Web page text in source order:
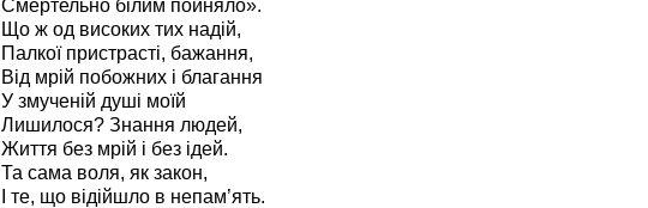
Смертельно білим пойняло».
Що ж од високих тих надій,
Палкої пристрасті, бажання,
Від мрій побожних і благання
У змученій душі моїй
Лишилося? Знання людей,
Життя без мрій і без ідей.
Та сама воля, як закон,
І те, що відійшло в непам’ять.